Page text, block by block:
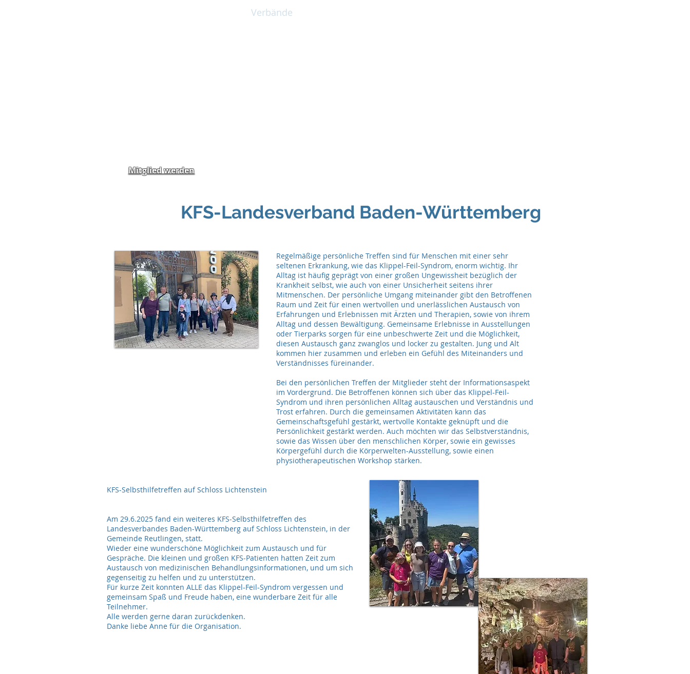
Verbände
Mitglied werden
KFS-Landesverband Baden-Württemberg
Regelmäßige persönliche Treffen sind für Menschen mit einer sehr
seltenen Erkrankung, wie das Klippel-Feil-Syndrom, enorm wichtig. Ihr
Alltag ist häufig geprägt von einer großen Ungewissheit bezüglich der
Krankheit selbst, wie auch von einer Unsicherheit seitens ihrer
Mitmenschen. Der persönliche Umgang miteinander gibt den Betroffenen
Raum und Zeit für einen wertvollen und unerlässlichen Austausch von
Erfahrungen und Erlebnissen mit Ärzten und Therapien, sowie von ihrem
Alltag und dessen Bewältigung. Gemeinsame Erlebnisse in Ausstellungen
oder Tierparks sorgen für eine unbeschwerte Zeit und die Möglichkeit,
diesen Austausch ganz zwanglos und locker zu gestalten. Jung und Alt
kommen hier zusammen und erleben ein Gefühl des Miteinanders und
Verständnisses füreinander.
Bei den persönlichen Treffen der Mitglieder steht der Informationsaspekt
im Vordergrund. Die Betroffenen können sich über das Klippel-Feil-
Syndrom und ihren persönlichen Alltag austauschen und Verständnis und
Trost erfahren. Durch die gemeinsamen Aktivitäten kann das
Gemeinschaftsgefühl gestärkt, wertvolle Kontakte geknüpft und die
Persönlichkeit gestärkt werden. Auch möchten wir das Selbstverständnis,
sowie das Wissen über den menschlichen Körper, sowie ein gewisses
Körpergefühl durch die Körperwelten-Ausstellung, sowie einen
physiotherapeutischen Workshop stärken.
KFS-Selbsthilfetreffen auf Schloss Lichtenstein
Am 29.6.2025 fand ein weiteres KFS-Selbsthilfetreffen des
Landesverbandes Baden-Württemberg auf Schloss Lichtenstein, in der
Gemeinde Reutlingen, statt.
Wieder eine wunderschöne Möglichkeit zum Austausch und für
Gespräche. Die kleinen und großen KFS-Patienten hatten Zeit zum
Austausch von medizinischen Behandlungsinformationen, und um sich
gegenseitig zu helfen und zu unterstützen.
Für kurze Zeit konnten ALLE das Klippel-Feil-Syndrom vergessen und
gemeinsam Spaß und Freude haben, eine wunderbare Zeit für alle
Teilnehmer.
Alle werden gerne daran zurückdenken.
Danke liebe Anne für die Organisation.